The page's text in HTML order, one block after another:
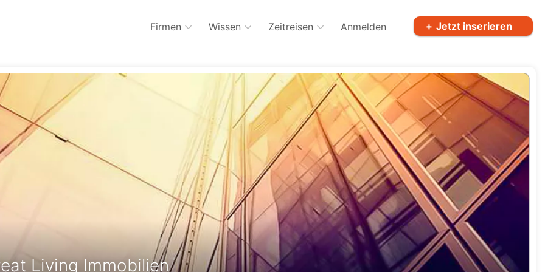
Firmen Wissen Zeitreisen Anmelden Jetzt inserieren
Living Immobilien